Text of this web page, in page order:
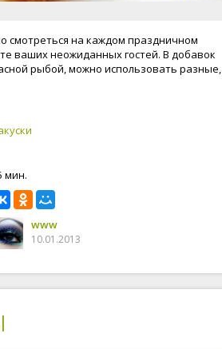
смотреться на каждом праздничном
ваших неожиданных гостей. В добавок
рыбой, можно использовать разные,
мин.
www
10.01.2013